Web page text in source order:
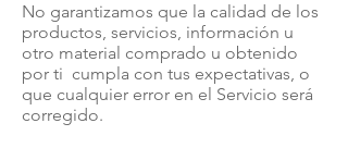
No garantizamos que la calidad de los
productos, servicios, información u
otro material comprado u obtenido
por ti cumpla con tus expectativas, o
que cualquier error en el Servicio será
corregido.